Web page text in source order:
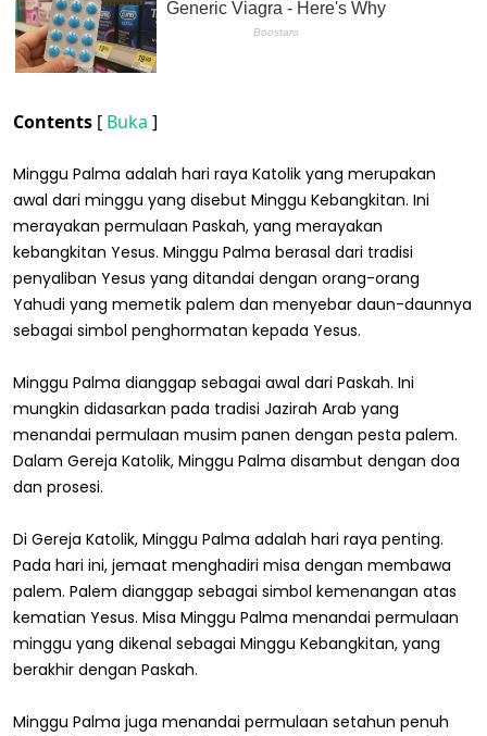
Contents [ Buka ]
Minggu Palma adalah hari raya Katolik yang merupakan
awal dari minggu yang disebut Minggu Kebangkitan. Ini
merayakan permulaan Paskah, yang merayakan
kebangkitan Yesus. Minggu Palma berasal dari tradisi
penyaliban Yesus yang ditandai dengan orang-orang
Yahudi yang memetik palem dan menyebar daun-daunnya
sebagai simbol penghormatan kepada Yesus.
Minggu Palma dianggap sebagai awal dari Paskah. Ini
mungkin didasarkan pada tradisi Jazirah Arab yang
menandai permulaan musim panen dengan pesta palem.
Dalam Gereja Katolik, Minggu Palma disambut dengan doa
dan prosesi.
Di Gereja Katolik, Minggu Palma adalah hari raya penting.
Pada hari ini, jemaat menghadiri misa dengan membawa
palem. Palem dianggap sebagai simbol kemenangan atas
kematian Yesus. Misa Minggu Palma menandai permulaan
minggu yang dikenal sebagai Minggu Kebangkitan, yang
berakhir dengan Paskah.
Minggu Palma juga menandai permulaan setahun penuh